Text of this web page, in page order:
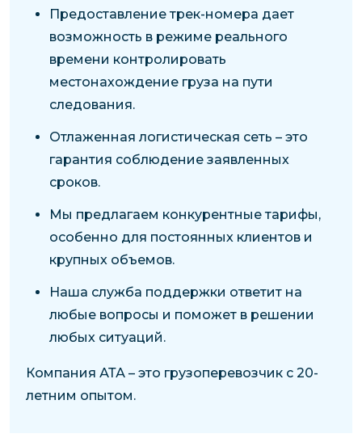
Предоставление трек-номера дает
возможность в режиме реального
времени контролировать
местонахождение груза на пути
следования.
Отлаженная логистическая сеть – это
гарантия соблюдение заявленных
сроков.
Мы предлагаем конкурентные тарифы,
особенно для постоянных клиентов и
крупных объемов.
Наша служба поддержки ответит на
любые вопросы и поможет в решении
любых ситуаций.
Компания АТА – это грузоперевозчик с 20-
летним опытом.